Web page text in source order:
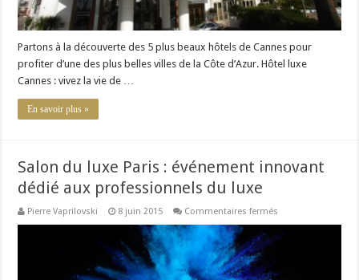
Partons à la découverte des 5 plus beaux hôtels de Cannes pour
profiter d’une des plus belles villes de la Côte d’Azur. Hôtel luxe
Cannes : vivez la vie de …
En savoir plus »
Salon du luxe Paris : événement innovant
dédié aux professionnels du luxe
Pierre Vaprilovski 8 juin 2015 Commentaires fermés
luxe
innovant